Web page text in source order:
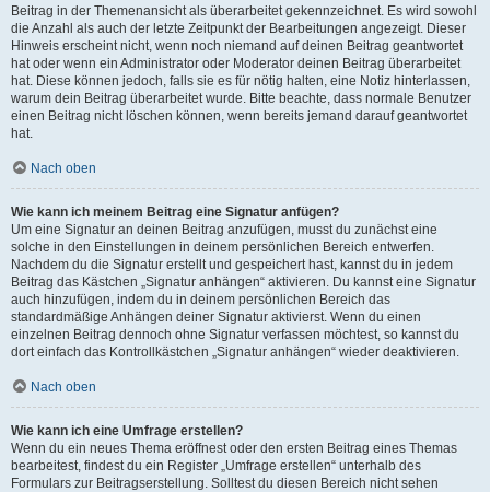
Beitrag in der Themenansicht als überarbeitet gekennzeichnet. Es wird sowohl
die Anzahl als auch der letzte Zeitpunkt der Bearbeitungen angezeigt. Dieser
Hinweis erscheint nicht, wenn noch niemand auf deinen Beitrag geantwortet
hat oder wenn ein Administrator oder Moderator deinen Beitrag überarbeitet
hat. Diese können jedoch, falls sie es für nötig halten, eine Notiz hinterlassen,
warum dein Beitrag überarbeitet wurde. Bitte beachte, dass normale Benutzer
einen Beitrag nicht löschen können, wenn bereits jemand darauf geantwortet
hat.
Nach oben
Wie kann ich meinem Beitrag eine Signatur anfügen?
Um eine Signatur an deinen Beitrag anzufügen, musst du zunächst eine
solche in den Einstellungen in deinem persönlichen Bereich entwerfen.
Nachdem du die Signatur erstellt und gespeichert hast, kannst du in jedem
Beitrag das Kästchen „Signatur anhängen“ aktivieren. Du kannst eine Signatur
auch hinzufügen, indem du in deinem persönlichen Bereich das
standardmäßige Anhängen deiner Signatur aktivierst. Wenn du einen
einzelnen Beitrag dennoch ohne Signatur verfassen möchtest, so kannst du
dort einfach das Kontrollkästchen „Signatur anhängen“ wieder deaktivieren.
Nach oben
Wie kann ich eine Umfrage erstellen?
Wenn du ein neues Thema eröffnest oder den ersten Beitrag eines Themas
bearbeitest, findest du ein Register „Umfrage erstellen“ unterhalb des
Formulars zur Beitragserstellung. Solltest du diesen Bereich nicht sehen